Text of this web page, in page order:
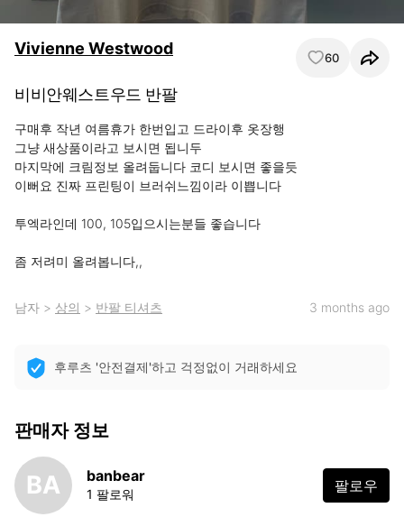
Vivienne Westwood 60
비비안웨스트우드 반팔
구매후 작년 여름휴가 한번입고 드라이후 옷장행
그냥 새상품이라고 보시면 됩니두
마지막에 크림정보 올려둡니다 코디 보시면 좋을듯
이뻐요 진짜 프린팅이 브러쉬느낌이라 이쁩니다
투엑라인데 100, 105입으시는분들 좋습니다
좀 저려미 올려봅니다,,
남자 > 상의 > 반팔 티셔츠 3 months ago
후루츠 '안전결제'하고 걱정없이 거래하세요
판매자 정보
BA banbear
1 팔로워 팔로우